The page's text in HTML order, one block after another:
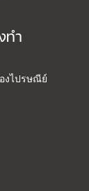
ทำ
งไปรษณีย์